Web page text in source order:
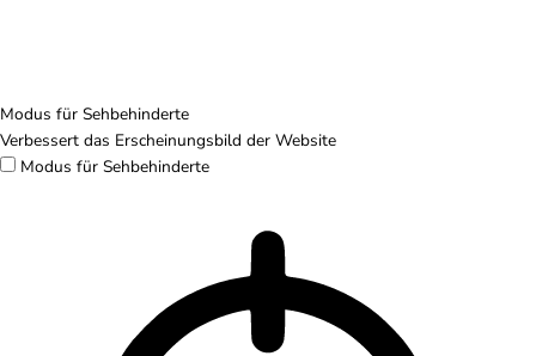
Modus für Sehbehinderte
Verbessert das Erscheinungsbild der Website
Modus für Sehbehinderte